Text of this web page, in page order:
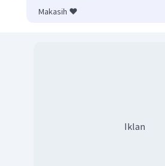
Makasih ❤️
Iklan